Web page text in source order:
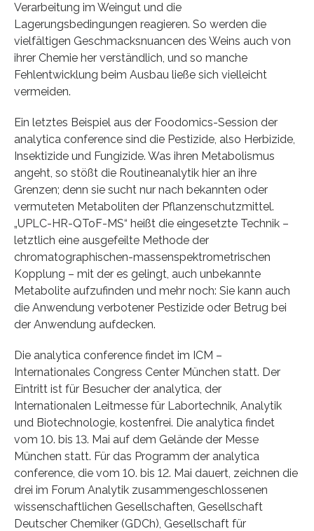
Verarbeitung im Weingut und die
Lagerungsbedingungen reagieren. So werden die
vielfältigen Geschmacksnuancen des Weins auch von
ihrer Chemie her verständlich, und so manche
Fehlentwicklung beim Ausbau ließe sich vielleicht
vermeiden.
Ein letztes Beispiel aus der Foodomics-Session der
analytica conference sind die Pestizide, also Herbizide,
Insektizide und Fungizide. Was ihren Metabolismus
angeht, so stößt die Routineanalytik hier an ihre
Grenzen; denn sie sucht nur nach bekannten oder
vermuteten Metaboliten der Pflanzenschutzmittel.
„UPLC-HR-QToF-MS“ heißt die eingesetzte Technik –
letztlich eine ausgefeilte Methode der
chromatographischen-massenspektrometrischen
Kopplung – mit der es gelingt, auch unbekannte
Metabolite aufzufinden und mehr noch: Sie kann auch
die Anwendung verbotener Pestizide oder Betrug bei
der Anwendung aufdecken.
Die analytica conference findet im ICM –
Internationales Congress Center München statt. Der
Eintritt ist für Besucher der analytica, der
Internationalen Leitmesse für Labortechnik, Analytik
und Biotechnologie, kostenfrei. Die analytica findet
vom 10. bis 13. Mai auf dem Gelände der Messe
München statt. Für das Programm der analytica
conference, die vom 10. bis 12. Mai dauert, zeichnen die
drei im Forum Analytik zusammengeschlossenen
wissenschaftlichen Gesellschaften, Gesellschaft
Deutscher Chemiker (GDCh), Gesellschaft für